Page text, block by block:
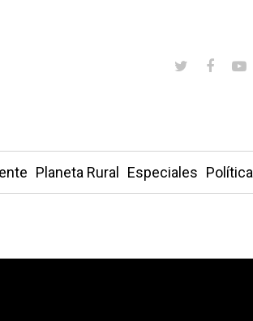
Planeta Rural Especiales Política